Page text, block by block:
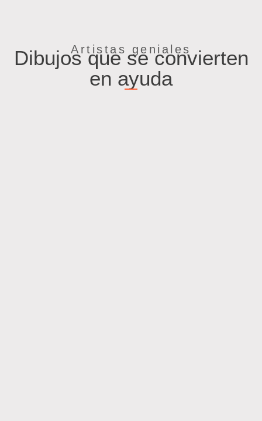
Artistas geniales
Dibujos que se convierten
en ayuda